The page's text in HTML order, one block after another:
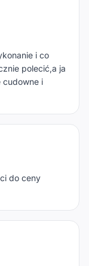
i co
polecić,a ja
cudowne i
do ceny